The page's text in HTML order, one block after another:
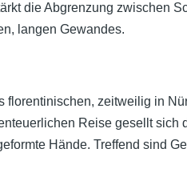
die Abgrenzung zwischen
langen Gewandes.
zeitweilig in
Reise gesellt
Hände. Treffend sind